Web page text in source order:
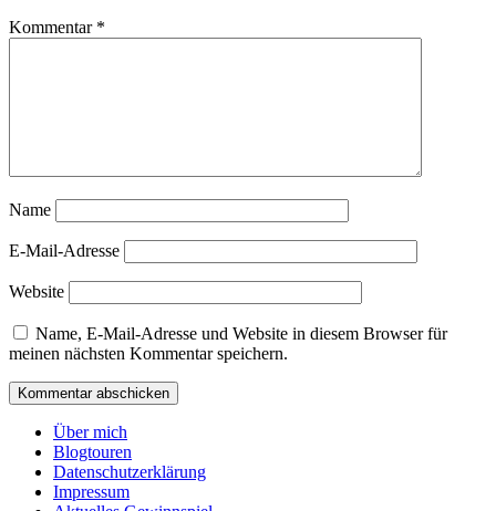
Kommentar *
Name
E-Mail-Adresse
Website
Name, E-Mail-Adresse und Website in diesem Browser für
meinen nächsten Kommentar speichern.
Über mich
Blogtouren
Datenschutzerklärung
Impressum